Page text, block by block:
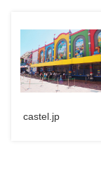
castel.jp